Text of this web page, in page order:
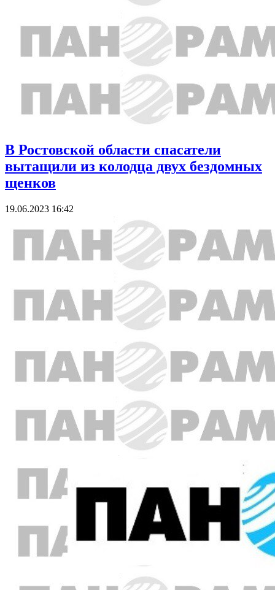
В Ростовской области спасатели
вытащили из колодца двух бездомных
щенков
19.06.2023 16:42